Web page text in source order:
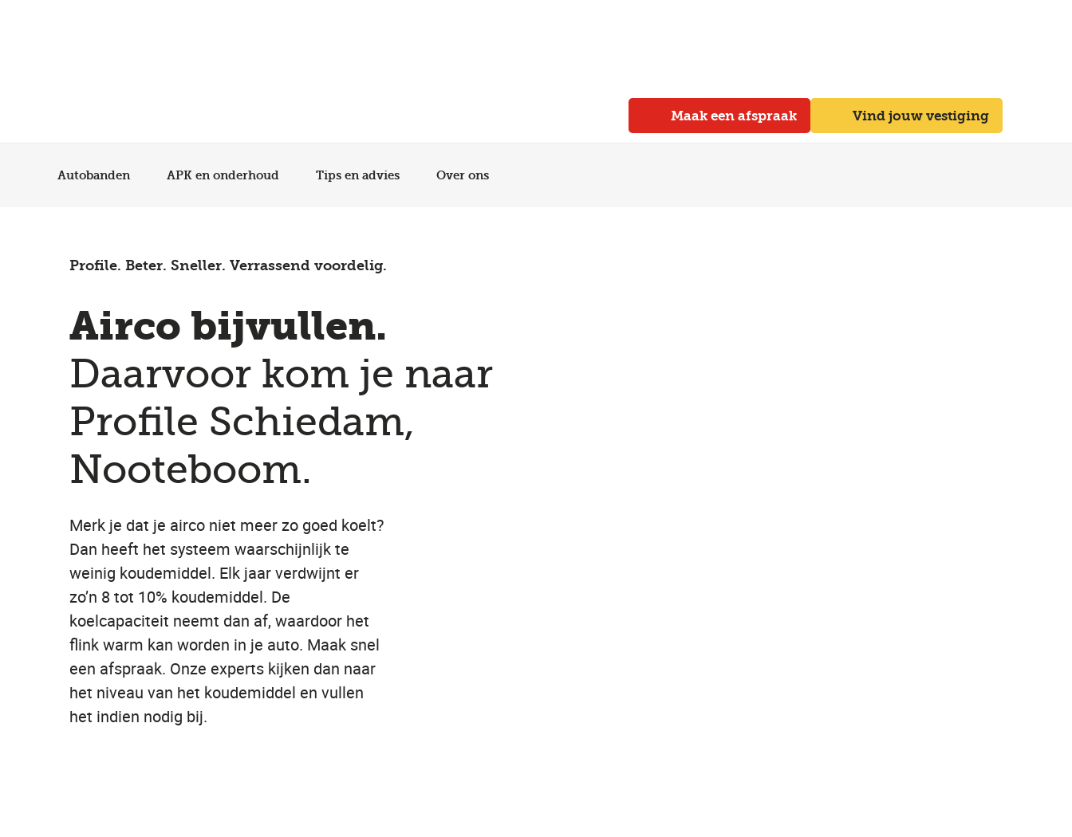
Maak een afspraak Vind jouw vestiging
Autobanden APK en onderhoud Tips en advies Over ons
Profile. Beter. Sneller. Verrassend voordelig.
Airco bijvullen.
Daarvoor kom je naar
Profile Schiedam,
Nooteboom.
Merk je dat je airco niet meer zo goed koelt?
Dan heeft het systeem waarschijnlijk te
weinig koudemiddel. Elk jaar verdwijnt er
zo’n 8 tot 10% koudemiddel. De
koelcapaciteit neemt dan af, waardoor het
flink warm kan worden in je auto. Maak snel
een afspraak. Onze experts kijken dan naar
het niveau van het koudemiddel en vullen
het indien nodig bij.